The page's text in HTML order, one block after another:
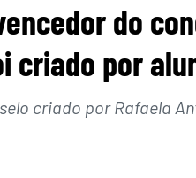
do
criado por
criado por Rafaela